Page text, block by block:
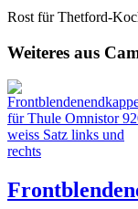
Rost für Thetford-
Weiteres aus